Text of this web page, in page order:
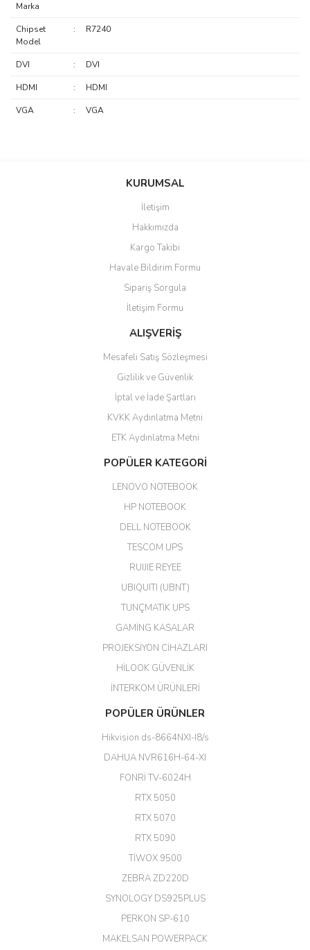
Marka
Chipset
Model
: R7240
DVI : DVI
HDMI : HDMI
VGA : VGA
Bu ürüne ilk yorumu siz yapın!
güzel paketlenmiş ama yanında
ile 24 izlenmektedir diye küçük
bir tabela olsa daha hoş
hızlı güvenli bir alışveriş oldu
Yalçın Kaya | 20/06/2026
ahmet yiğit | 29/04/2026
Aldığım ürün kapalı kutu teslim
edildi. Teşekkür ederim.
GÜRKAN KETHÜDAOĞLU |
Her şey için teşekkür ederim çok
Erdal Cingöz | 07/02/2026
Başarılı. Bu vasıfta bir ürünü bu
kadar uygun fiyata bulabilmek
büyük şans. Güvenliticaret
(HIKVISION DS-3E0326P-E/M(B)
EROL ÇAKMAK | 26/12/2025
KURUMSAL
İletişim
Hakkımızda
Kargo Takibi
Havale Bildirim Formu
Sipariş Sorgula
İletişim Formu
ALIŞVERİŞ
Mesafeli Satış Sözleşmesi
Gizlilik ve Güvenlik
İptal ve İade Şartları
KVKK Aydınlatma Metni
ETK Aydınlatma Metni
POPÜLER KATEGORİ
LENOVO NOTEBOOK
HP NOTEBOOK
DELL NOTEBOOK
TESCOM UPS
RUIJIE REYEE
UBIQUITI (UBNT)
TUNÇMATİK UPS
GAMİNG KASALAR
PROJEKSİYON CİHAZLARI
HİLOOK GÜVENLİK
İNTERKOM ÜRÜNLERİ
POPÜLER ÜRÜNLER
Hikvision ds-8664NXI-I8/s
DAHUA NVR616H-64-XI
FONRİ TV-6024H
RTX 5050
RTX 5070
RTX 5090
TİWOX 9500
ZEBRA ZD220D
SYNOLOGY DS925PLUS
PERKON SP-610
MAKELSAN POWERPACK